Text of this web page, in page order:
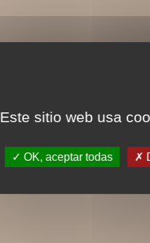
Este sitio web usa
OK, aceptar todas